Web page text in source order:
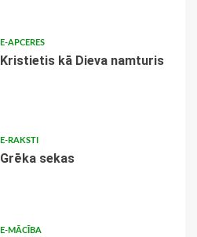
E-APCERES
Kristietis kā Dieva namturis
E-RAKSTI
Grēka sekas
E-MĀCĪBA